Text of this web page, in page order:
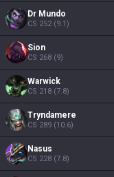
Dr Mundo
CS 252(9.1)
Sion
CS 268 (9)
Warwick
CS 218 (7.8)
Tryndamere
CS 289 (10.6)
Nasus
CS 228 (7.8)